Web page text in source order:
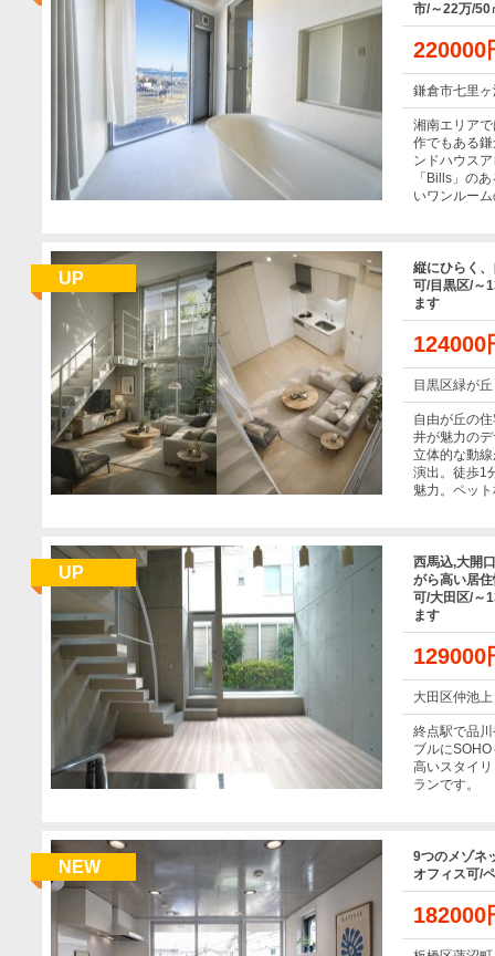
市/～22万/50
鎌倉市七里
湘南エリア
作でもある
ンドハウス
「Bills」の
いワンルー
UP
縦にひらく
可/目黒区/～
ます
目黒区緑が丘
自由が丘の
井が魅力の
立体的な動
演出。徒歩1
魅力。ペッ
UP
西馬込,大開
がら高い居
可/大田区/～
ます
大田区仲池上
終点駅で品
ブルに
高いスタイ
ランです。
NEW
9つのメゾネ
オフィス可/